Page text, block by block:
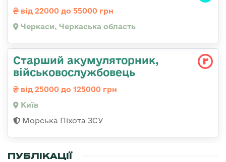
від 22000 до 55000 грн
Черкаси, Черкаська область
Старший акумуляторник,
військовослужбовець
від 25000 до 125000 грн
Київ
Морська Піхота ЗСУ
ПУБЛІКАЦІЇ